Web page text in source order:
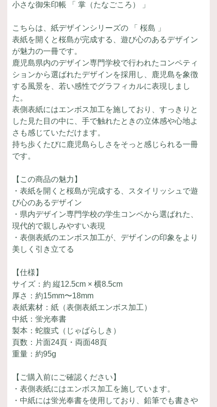
小さな御朱印帳 「 掌（たなごころ） 」
こちらは、紙デザインシリーズの 「 桜島 」
表紙を開くと桜島が完成する、遊び心のあるデザイン
が魅力の一冊です。
鹿児島県内のデザイン専門学校で行われたコンペティ
ションから選ばれたデザインを採用し、鹿児島を象徴
する風景を、若い感性でグラフィカルに表現しまし
た。
表側表紙にはエンボス加工を施しており、すっきりと
した見た目の中に、手で触れたときの立体感や心地よ
さも感じていただけます。
持ち歩くたびに鹿児島らしさをそっと感じられる一冊
です。
【この商品の魅力】
・表紙を開くと桜島が完成する、スタイリッシュで遊
び心のあるデザイン
・県内デザイン専門学校の学生コンペから選ばれた、
現代的で親しみやすい表現
・表側表紙のエンボス加工が、デザインの印象をより
美しく引き立てる
【仕様】
サイズ：約 縦12.5cm × 横8.5cm
厚さ：約15mm〜18mm
表紙素材：紙（表側表紙エンボス加工）
中紙：蛍光奉書
製本：蛇腹式（じゃばらしき）
頁数：片面24頁・両面48頁
重量：約95g
【ご購入前にご確認ください】
・表側表紙にはエンボス加工を施しています。
・中紙には蛍光奉書を使用しており、鉛筆でも書きや